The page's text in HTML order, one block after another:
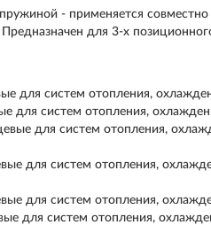
- применяется
для 3-х
для систем отопления,
для систем отопления,
для cистем отопления,
для систем отопления,
для систем отопления,
для систем отопления,